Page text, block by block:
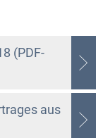
(PDF-
aus